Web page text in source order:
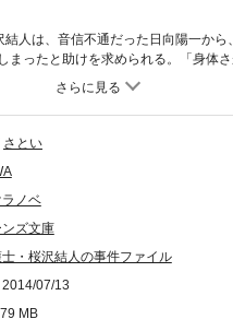
結人は、音信不通だった日向陽一から
まったと助けを求められる。「身体さ
そのせいで境界線上の怪しいモノ達に
さとい
ノベ
ズ文庫
・桜沢結人の事件ファイル
2014/07/13
MB